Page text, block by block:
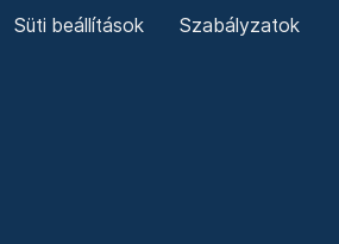
Süti beállítások Szabályzatok